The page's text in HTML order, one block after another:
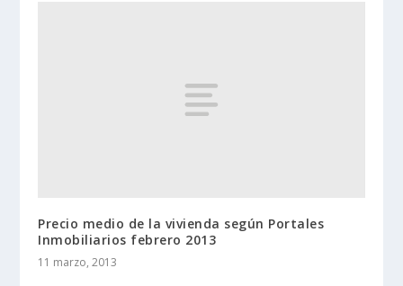
Precio medio de la vivienda según Portales
Inmobiliarios febrero 2013
11 marzo, 2013